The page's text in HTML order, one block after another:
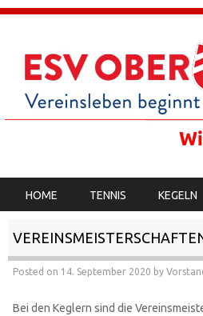
MENU
HOME TENNIS KEGELN
Posted on 14. September 2020 by
Bei den Keglern sind die